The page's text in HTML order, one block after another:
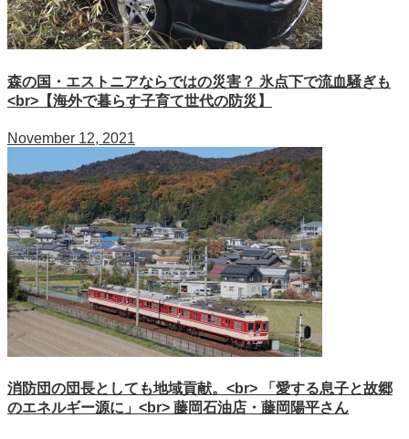
森の国・エストニアならではの災害？ 氷点下で流血騒ぎも
<br>【海外で暮らす子育て世代の防災】
November 12, 2021
消防団の団長としても地域貢献。<br> 「愛する息子と故郷
のエネルギー源に」<br> 藤岡石油店・藤岡陽平さん